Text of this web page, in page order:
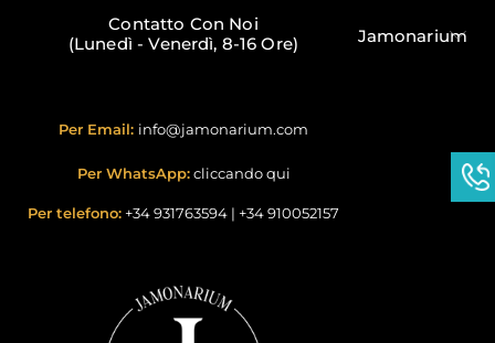
Contatto Con Noi
(Lunedì - Venerdì, 8-16 Ore)
Per Email: info@jamonarium.com
Per WhatsApp: cliccando qui
Per telefono: +34 931763594 | +34 910052157
Jamonarium